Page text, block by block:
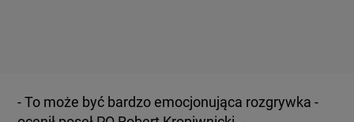
- To może być bardzo emocjonująca rozgrywka -